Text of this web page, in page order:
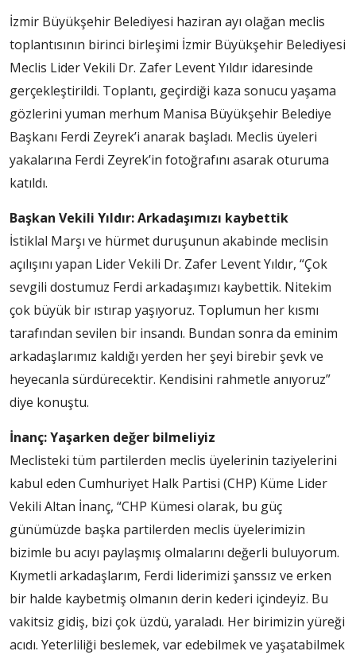
İzmir Büyükşehir Belediyesi haziran ayı olağan meclis
toplantısının birinci birleşimi İzmir Büyükşehir Belediyesi
Meclis Lider Vekili Dr. Zafer Levent Yıldır idaresinde
gerçekleştirildi. Toplantı, geçirdiği kaza sonucu yaşama
gözlerini yuman merhum Manisa Büyükşehir Belediye
Başkanı Ferdi Zeyrek’i anarak başladı. Meclis üyeleri
yakalarına Ferdi Zeyrek’in fotoğrafını asarak oturuma
katıldı.
Başkan Vekili Yıldır: Arkadaşımızı kaybettik
İstiklal Marşı ve hürmet duruşunun akabinde meclisin
açılışını yapan Lider Vekili Dr. Zafer Levent Yıldır, “Çok
sevgili dostumuz Ferdi arkadaşımızı kaybettik. Nitekim
çok büyük bir ıstırap yaşıyoruz. Toplumun her kısmı
tarafından sevilen bir insandı. Bundan sonra da eminim
arkadaşlarımız kaldığı yerden her şeyi birebir şevk ve
heyecanla sürdürecektir. Kendisini rahmetle anıyoruz”
diye konuştu.
İnanç: Yaşarken değer bilmeliyiz
Meclisteki tüm partilerden meclis üyelerinin taziyelerini
kabul eden Cumhuriyet Halk Partisi (CHP) Küme Lider
Vekili Altan İnanç, “CHP Kümesi olarak, bu güç
günümüzde başka partilerden meclis üyelerimizin
bizimle bu acıyı paylaşmış olmalarını değerli buluyorum.
Kıymetli arkadaşlarım, Ferdi liderimizi şanssız ve erken
bir halde kaybetmiş olmanın derin kederi içindeyiz. Bu
vakitsiz gidiş, bizi çok üzdü, yaraladı. Her birimizin yüreği
acıdı. Yeterliliği beslemek, var edebilmek ve yaşatabilmek